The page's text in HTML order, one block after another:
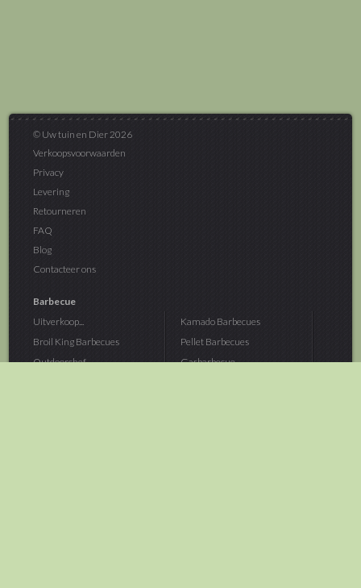
© Uw tuin en Dier 2026
Verkoopsvoorwaarden
Privacy
Levering
Retourneren
FAQ
Blog
Contacteer ons
Barbecue
Uitverkoop...
Broil King Barbecues
Outdoorchef...
Kamado Barbecues
Pellet Barbecues
Gasbarbecue